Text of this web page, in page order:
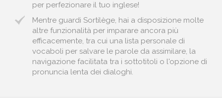
per perfezionare il tuo inglese!
Mentre guardi Sortilège, hai a disposizione molte
altre funzionalità per imparare ancora più
efficacemente, tra cui una lista personale di
vocaboli per salvare le parole da assimilare, la
navigazione facilitata tra i sottotitoli o l'opzione di
pronuncia lenta dei dialoghi.